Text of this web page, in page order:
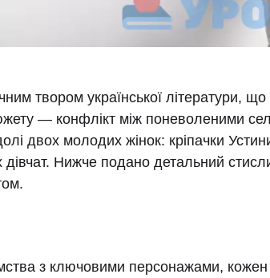
твором української літератури,
— конфлікт між поневоленими
двох молодих жінок: кріпачки
дівчат. Нижче подано детальний
з ключовими персонажами, кожен